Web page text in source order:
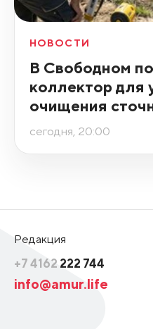
НОВОСТИ
В Свободном
коллектор для
очищения
сегодня, 20:00
Редакция
+7 4162 222 744
info@amur.life